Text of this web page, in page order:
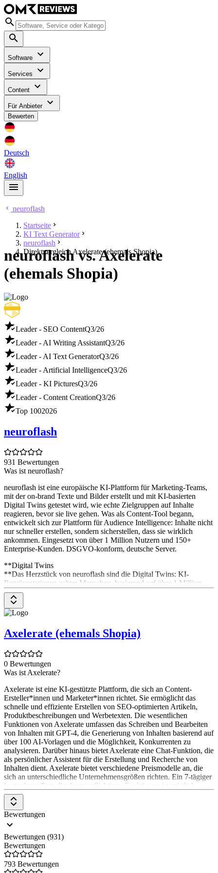
Software
Services
Content
Für Anbieter
Bewerten
Deutsch
English
neuroflash
Startseite
KI Text Generator
neuroflash
Direktvergleich Axelerate (ehemals Shopia)
neuroflash vs. Axelerate
(ehemals Shopia)
Leader - SEO ContentQ3/26
Leader - AI Writing AssistantQ3/26
Leader - AI Text GeneratorQ3/26
Leader - Artificial IntelligenceQ3/26
Leader - KI PicturesQ3/26
Leader - Content CreationQ3/26
Top 1002026
neuroflash
931 Bewertungen
Was ist neuroflash?
neuroflash ist eine europäische KI-Plattform für Marketing-Teams,
mit der on-brand Texte und Bilder erstellt und mit KI-basierten
Digital Twins getestet wird, wie echte Zielgruppen auf Inhalte
reagieren, bevor sie live gehen. Was als Content-Tool begann,
entwickelt sich zur Plattform für Audience Intelligence: Inhalte nicht
nur schneller erstellen, sondern sicherstellen, dass sie wirklich
ankommen. Eingesetzt von über 1 Million Nutzern und 150+
Enterprise-Kunden. DSGVO-konform, deutsche Server.
**Digital Twins
**Das Herzstück von neuroflash sind die Digital Twins: KI-
Repräsentationen echter Menschen, basierend auf über 1 Million
verifizierten Profilen aus realen Befragungen. Statt wochenlang auf
Marktforschung zu warten, befragst du sie direkt zu Kampagnen,
Headlines oder Strategien und bekommst Feedback aus Sicht deiner
Zielgruppe mit 85 bis 98 Prozent Vorhersagegenauigkeit. Validiert
Marken.
Brand Hub
Im Brand Hub bestimmst du, wie deine Texte klingen. Stelle sicher,
dass dein Content auf deine Marke optimiert ist, indem du eine
Brand Voice anlegst und diese mit Wissen über deine Marke oder
dein Unternehmen füllst. Außerdem kannst du Informationen
hochladen, z.B. über ein bestimmtes Produkt oder einfach nur noch
mehr Hintergrundwissen. Die KI wendet das alles beim Generieren
der Texte an - für on-brand Content immer und überall!
ChatFlash
Deine Nr.1 Alternative zu ChatGPT. In ChatFlash kannst du lange
Texte im Chat erstellen und dabei Vorlagen zur Erstellung der
Inhalte verwenden. Verwende zudem eine Brand Voice z.B. deine
Unternehmensmarke und fülle diese mit Markenwerten auf.
Dadurch antwortet ChatFlash in der Stimme der
Unternehmensmarke und kann die Inhalte noch einfacher
personalisieren. Wenn die zugehörige Browser Extension
heruntergeladen ist, kann ChatFlash sogar auf jeder beliebigen
Website verwendet werden.
Inhalte erstellen
neuroflash bietet über 100 Content Vorlagen, die in wenigen
Sekunden Texte in 21 verschiedenen Sprachen verfassen können.
Axelerate (ehemals Shopia)
0 Bewertungen
Was ist Axelerate?
Axelerate ist eine KI-gestützte Plattform, die sich an Content-
Ersteller*innen und Marketer*innen richtet. Sie ermöglicht das
schnelle und effiziente Erstellen von SEO-optimierten Artikeln,
Produktbeschreibungen und Werbetexten. Die wesentlichen
Funktionen von Axelerate umfassen das Schreiben und Bearbeiten
von Inhalten mit GPT-4, die Generierung von Inhalten basierend auf
über 100 AI-Vorlagen und die Möglichkeit, Konkurrenten zu
analysieren. Darüber hinaus bietet Axelerate eine Chat-Funktion, die
als persönlicher Assistent für die Erstellung und Recherche von
Inhalten dient. Axelerate bietet verschiedene Preismodelle an, die
sich an unterschiedliche Unternehmensgrößen richten. Ein 7-tägiger
kostenloser Test aller kostenpflichtigen Funktionen ist möglich.
Bewertungen
Bewertungen (931)
Bewertungen
793 Bewertungen